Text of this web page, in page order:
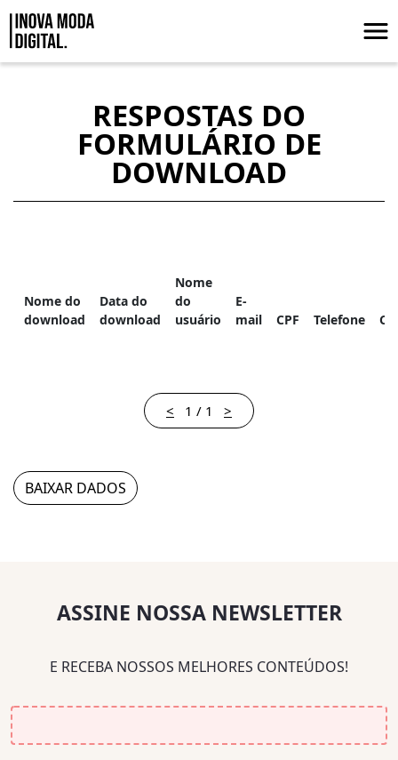
Pular para o Conteúdo principal
Respostas do formulário de
RESPOSTAS DO
FORMULÁRIO DE
DOWNLOAD
Nome do
download
Data do
download
Nome
do
usuário
E-
mail
CPF Telefone
< 1 / 1 >
BAIXAR DADOS
ASSINE NOSSA NEWSLETTER
E RECEBA NOSSOS MELHORES CONTEÚDOS!